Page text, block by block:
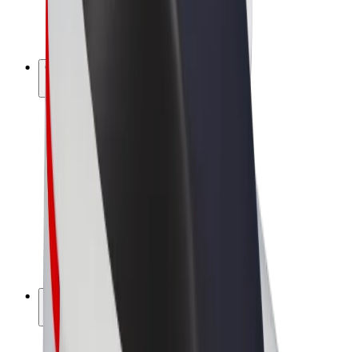
Bicis
Bolt Plus
Colabora con Bolt
Conductores
Ingresos de conductor/a
Repartidores
Ingresos de repartidor
Comercios de Bolt Food
Franquicias
Empresa
Trabaja con nosotros